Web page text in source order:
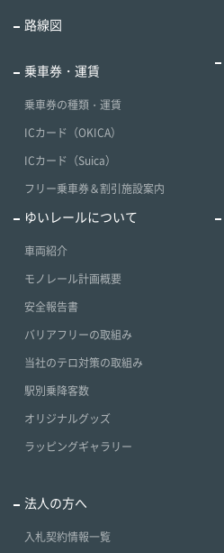
路線図
乗車券・運賃
乗車券の種類・運賃
ICカード（OKICA）
ICカード（Suica）
フリー乗車券＆割引施設案内
ゆいレールについて
車両紹介
モノレール計画概要
安全報告書
バリアフリーの取組み
当社のテロ対策の取組み
駅別乗降客数
オリジナルグッズ
ラッピングギャラリー
法人の方へ
入札契約情報一覧